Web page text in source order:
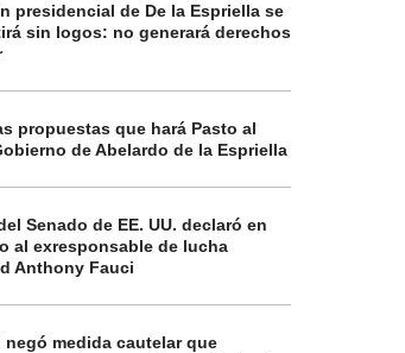
presidencial de De la Espriella se
sin logos: no generará derechos
propuestas que hará Pasto al
de Abelardo de la Espriella
Senado de EE. UU. declaró en
al exresponsable de lucha
Anthony Fauci
negó medida cautelar que